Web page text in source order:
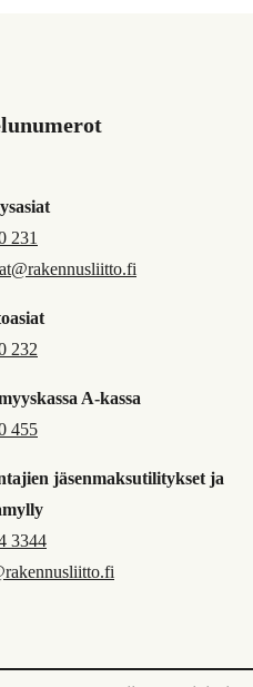
231
232
A-kassa
455
jäsenmaksutilitykset ja
3344